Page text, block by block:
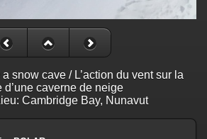
snow cave / L’action du vent sur la
d’une caverne de neige
Cambridge Bay, Nunavut